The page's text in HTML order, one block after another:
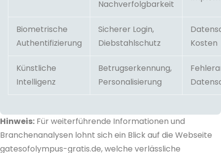
Nachverfolgbarkeit
Biometrische
Authentifizierung
Sicherer Login,
Diebstahlschutz
Kosten
Künstliche
Intelligenz
Betrugserkennung,
Personalisierung
Hinweis: Für weiterführende Informationen und
Branchenanalysen lohnt sich ein Blick auf die Webseite
gatesofolympus-gratis.de, welche verlässliche